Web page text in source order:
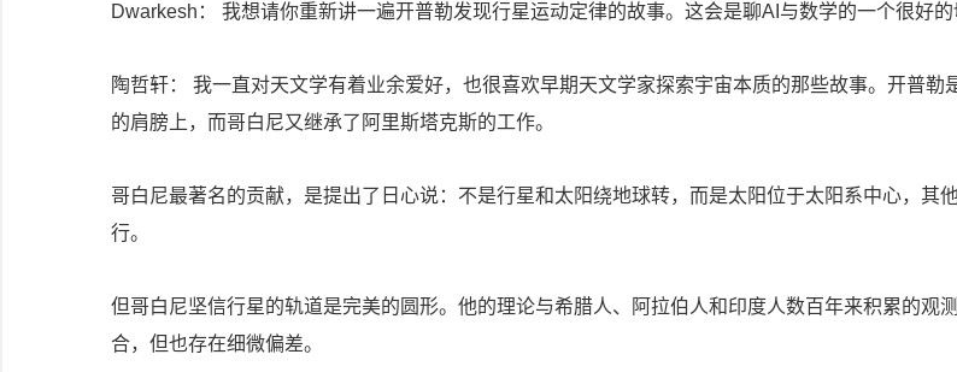
Dwarkesh： 我想请你重新讲一遍开普勒发现行星运动定律的故事。这会是聊AI与数学的一个很好的
陶哲轩： 我一直对天文学有着业余爱好，也很喜欢早期天文学家探索宇宙本质的那些故事。开普勒
的肩膀上，而哥白尼又继承了阿里斯塔克斯的工作。
哥白尼最著名的贡献，是提出了日心说：不是行星和太阳绕地球转，而是太阳位于太阳系中心，其
行。
但哥白尼坚信行星的轨道是完美的圆形。他的理论与希腊人、阿拉伯人和印度人数百年来积累的观
合，但也存在细微偏差。